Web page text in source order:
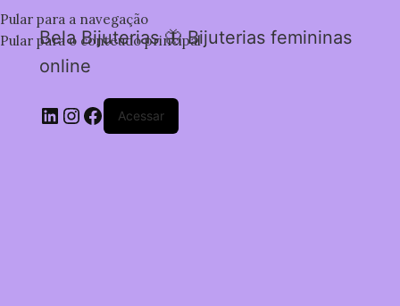
Pular para a navegação
Pular para o conteúdo principal
Bela Bijuterias 🦋 Bijuterias femininas
online
Acessar